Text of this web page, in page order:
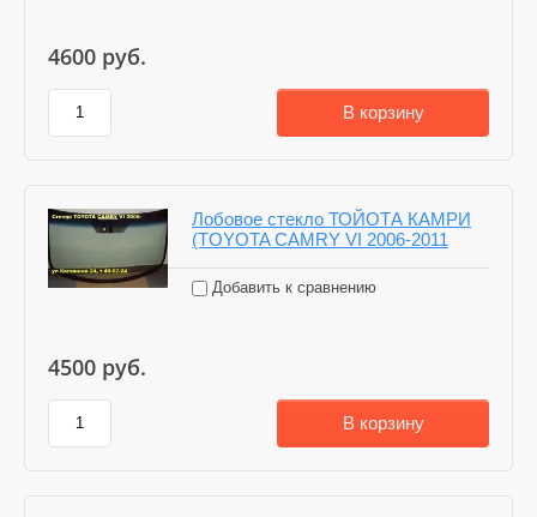
4600 руб.
В корзину
Лобовое стекло ТОЙОТА КАМРИ
(TOYOTA CAMRY VI 2006-2011
Добавить к сравнению
4500 руб.
В корзину